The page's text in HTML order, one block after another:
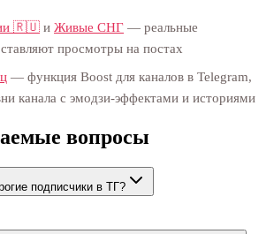
🇷🇺 и Живые СНГ — реальные
просмотры на постах
— функция Boost для каналов в Telegram,
канала с эмодзи-эффектами и историями
вопросы
подписчики в ТГ?